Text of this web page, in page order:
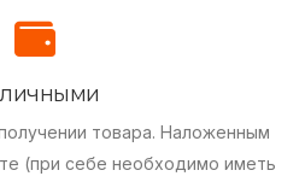
товара. Наложенным
(при себе необходимо иметь